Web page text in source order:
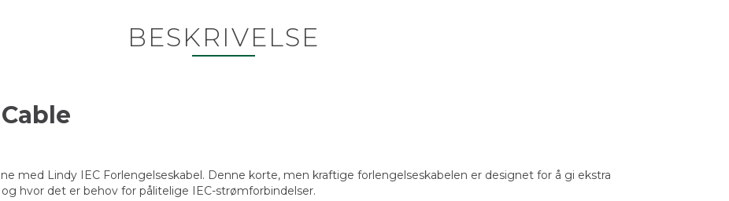
BESKRIVELSE
med Lindy IEC Forlengelseskabel. Denne korte, men kraftige forlengelseskabelen er designet for å gi ekstra
hvor det er behov for pålitelige IEC-strømforbindelser.